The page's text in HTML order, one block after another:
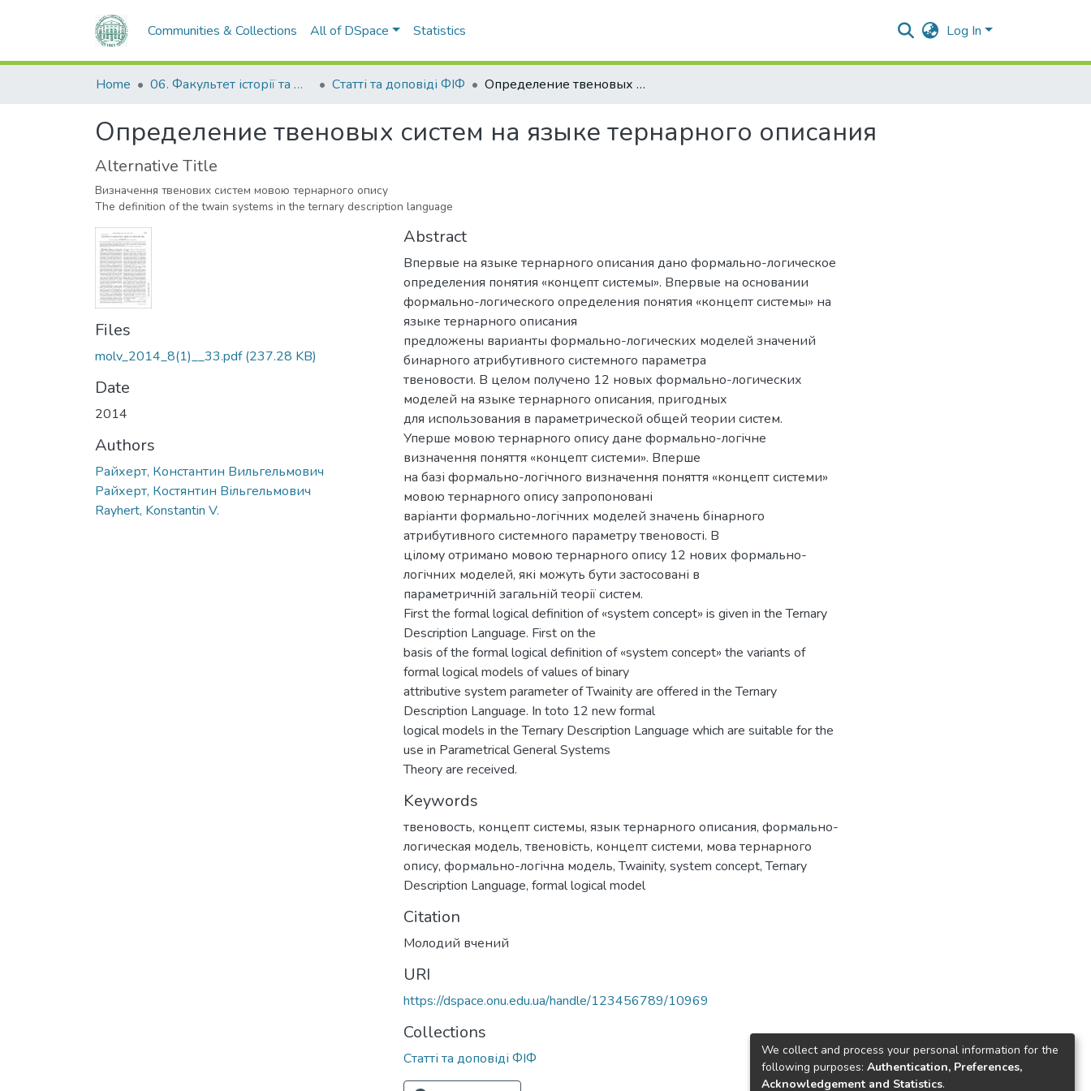
Communities & Collections All of DSpace Statistics Log In
Home 06. Факультет історії та філософії Статті та доповіді ФІФ Определение твеновых систем на языке тернарного описания
Определение твеновых систем на языке тернарного описания
Alternative Title
Визначення твенових систем мовою тернарного опису
The definition of the twain systems in the ternary description language
Files
molv_2014_8(1)__33.pdf(237.28 KB)
Date
2014
Authors
Райхерт, Константин Вильгельмович
Райхерт, Костянтин Вільгельмович
Rayhert, Konstantin V.
Abstract
Впервые на языке тернарного описания дано формально-логическое
определения понятия «концепт системы». Впервые на основании
формально-логического определения понятия «концепт системы» на
языке тернарного описания
предложены варианты формально-логических моделей значений
бинарного атрибутивного системного параметра
твеновости. В целом получено 12 новых формально-логических
моделей на языке тернарного описания, пригодных
для использования в параметрической общей теории систем.
Уперше мовою тернарного опису дане формально-логічне
визначення поняття «концепт системи». Вперше
на базі формально-логічного визначення поняття «концепт системи»
мовою тернарного опису запропоновані
варіанти формально-логічних моделей значень бінарного
атрибутивного системного параметру твеновості. В
цілому отримано мовою тернарного опису 12 нових формально-
логічних моделей, які можуть бути застосовані в
параметричній загальній теорії систем.
First the formal logical definition of «system concept» is given in the Ternary
Description Language. First on the
basis of the formal logical definition of «system concept» the variants of
formal logical models of values of binary
attributive system parameter of Twainity are offered in the Ternary
Description Language. In toto 12 new formal
logical models in the Ternary Description Language which are suitable for the
use in Parametrical General Systems
Theory are received.
Keywords
твеновость, концепт системы, язык тернарного описания, формально-
логическая модель, твеновість, концепт системи, мова тернарного
опису, формально-логічна модель,Twainity, system concept,Ternary
Description Language, formal logical model
Citation
Молодий вчений
URI
https://dspace.onu.edu.ua/handle/123456789/10969
Collections
Статті та доповіді ФІФ
We collect and process your personal information for the
following purposes: Authentication, Preferences,
Acknowledgement and Statistics.